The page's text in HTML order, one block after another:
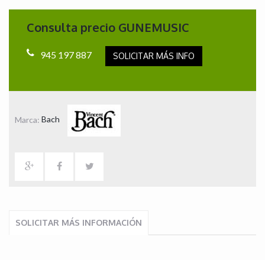
Consulta precio GUNEMUSIC
945 197 887 SOLICITAR MÁS INFO
Marca: Bach
SOLICITAR MÁS INFORMACIÓN